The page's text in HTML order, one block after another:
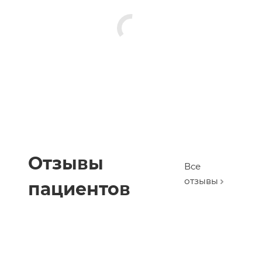
Отзывы
пациентов
Все
отзывы